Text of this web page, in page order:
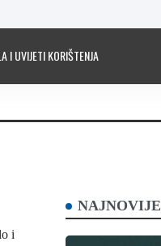
I UVIJETI KORIŠTENJA
i
NAJNOVIJE